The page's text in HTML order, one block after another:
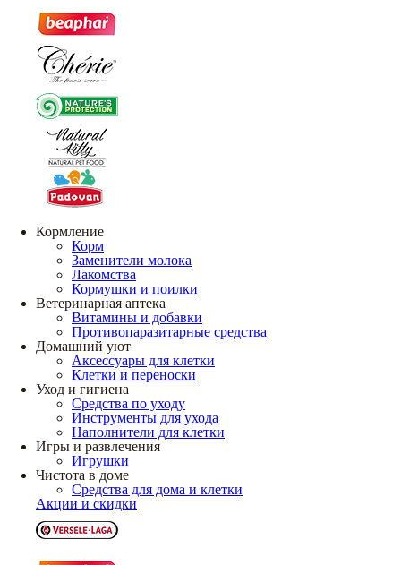
Кормление
Корм
Заменители молока
Лакомства
Кормушки и поилки
Ветеринарная аптека
Витамины и добавки
Противопаразитарные средства
Домашний уют
Аксессуары для клетки
Клетки и переноски
Уход и гигиена
Средства по уходу
Инструменты для ухода
Наполнители для клетки
Игры и развлечения
Игрушки
Чистота в доме
Средства для дома и клетки
Акции и скидки